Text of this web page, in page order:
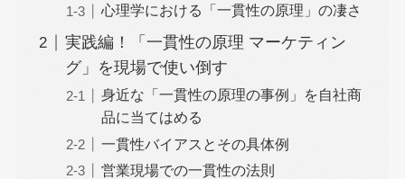
心理学における「一貫性の原理」の凄さ
実践編！「一貫性の原理 マーケティン
グ」を現場で使い倒す
身近な「一貫性の原理の事例」を自社商
品に当てはめる
一貫性バイアスとその具体例
営業現場での一貫性の法則